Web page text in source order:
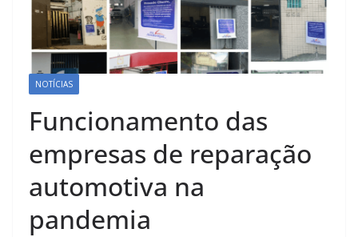
NOTÍCIAS
Funcionamento das
empresas de reparação
automotiva na
pandemia